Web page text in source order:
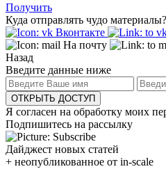
Получить
Куда отправлять чудо материалы?
Вконтакте
На почту
Назад
Введите данные ниже
ОТКРЫТЬ ДОСТУП
Я согласен на обработку моих
Подпишитесь на рассылку
Дайджест новых статей
+ неопубликованное от in-scale